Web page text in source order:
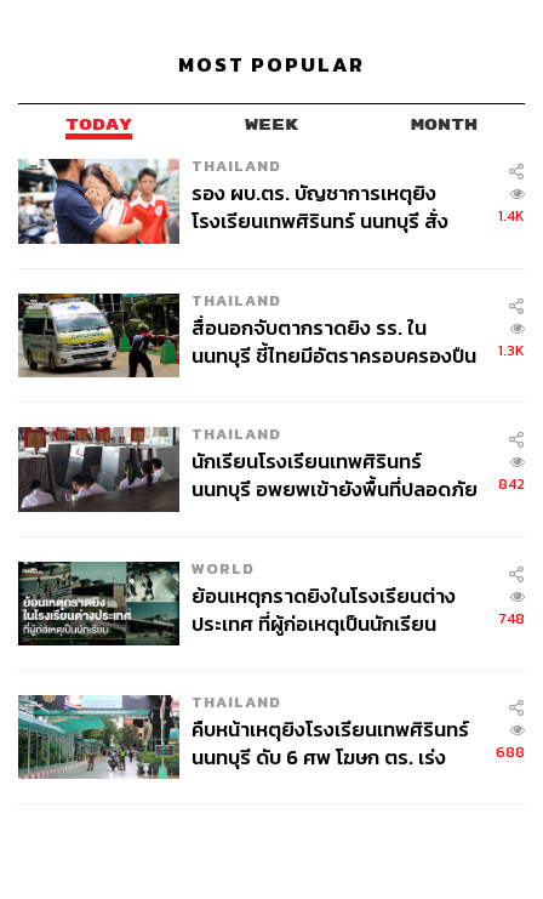
MOST POPULAR
TODAY WEEK MONTH
THAILAND
รอง ผบ.ตร. บัญชาการเหตุยิง
โรงเรียนเทพศิรินทร์ นนทบุรี สั่ง
1.4K
THAILAND
สื่อนอกจับตากราดยิง รร. ใน
นนทบุรี ชี้ไทยมีอัตราครอบครองปืน
1.3K
THAILAND
นักเรียนโรงเรียนเทพศิรินทร์
นนทบุรี อพยพเข้ายังพื้นที่ปลอดภัย
842
WORLD
ย้อนเหตุกราดยิงในโรงเรียนต่าง
ประเทศ ที่ผู้ก่อเหตุเป็นนักเรียน
748
THAILAND
คืบหน้าเหตุยิงโรงเรียนเทพศิรินทร์
นนทบุรี ดับ 6 ศพ โฆษก ตร. เร่ง
688